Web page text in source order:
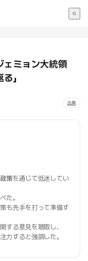
ェミョン大統領
」
出典
策を通じて低迷してい
た。
も先手を打って準備す
する意見を聴取し、
力すると強調した。